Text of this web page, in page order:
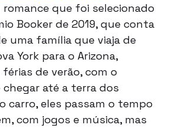
romance que foi selecionado
Booker de 2019, que conta
uma família que viaja de
York para o Arizona,
de verão, com o
até a terra dos
carro, eles passam o tempo
com jogos e música, mas